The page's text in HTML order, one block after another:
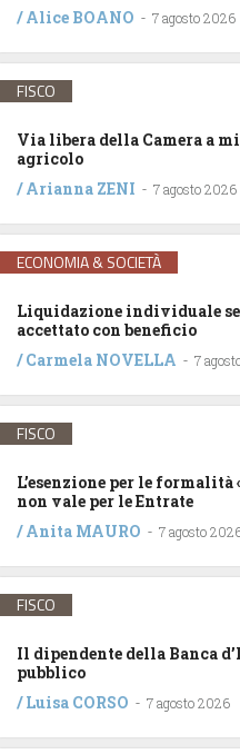
/Alice BOANO - 7 agosto 2026
FISCO
Via libera della Camera a
agricolo
/Arianna ZENI - 7 agosto 2026
ECONOMIA & SOCIETÀ
Liquidazione individuale
accettato con beneficio
/Carmela NOVELLA - 7
FISCO
L’esenzione per le
non vale per le Entrate
/Anita MAURO - 7 agosto
FISCO
Il dipendente della Banca
pubblico
/Luisa CORSO - 7 agosto 2026